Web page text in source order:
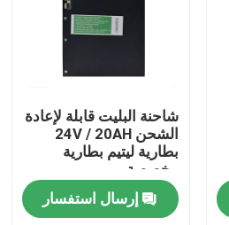
شاحنة البليت قابلة لإعادة
الشحن 24V / 20AH
بطارية ليتيم بطارية
مخصصة
إرسال استفسار